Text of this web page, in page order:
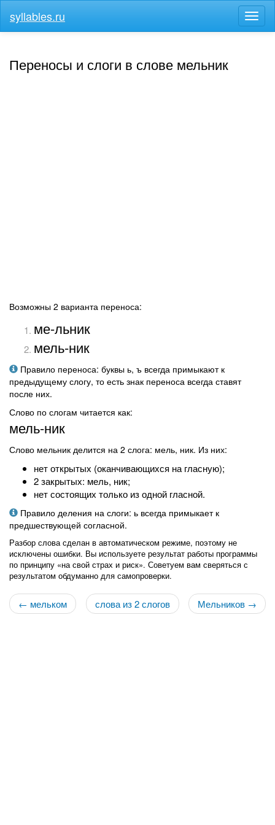
меню
syllables.ru
Переносы и слоги в слове мельник
Возможны 2 варианта переноса:
ме-льник
мель-ник
Правило переноса: буквы ь, ъ всегда примыкают к
предыдущему слогу, то есть знак переноса всегда ставят
после них.
Слово по слогам читается как:
мель-ник
Слово мельник делится на 2 слога: мель, ник. Из них:
нет открытых (оканчивающихся на гласную);
2 закрытых: мель, ник;
нет состоящих только из одной гласной.
Правило деления на слоги: ь всегда примыкает к
предшествующей согласной.
Разбор слова сделан в автоматическом режиме, поэтому не
исключены ошибки. Вы используете результат работы программы
по принципу «на свой страх и риск». Советуем вам сверяться с
результатом обдуманно для самопроверки.
← мельком Мельников →
слова из 2 слогов